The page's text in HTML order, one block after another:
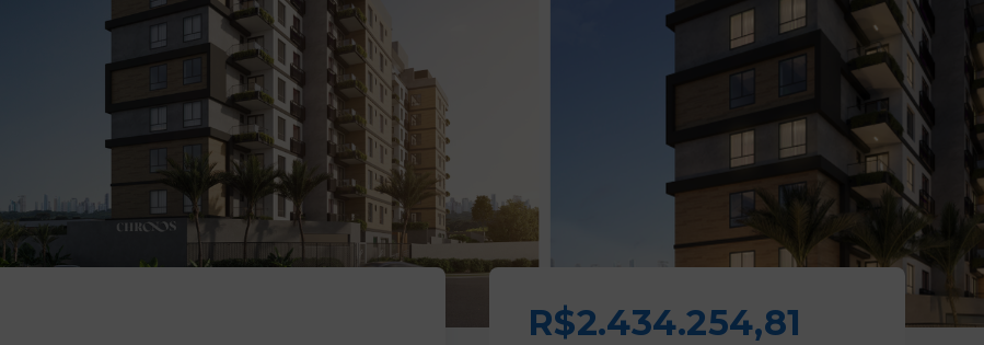
R$2.434.254,81